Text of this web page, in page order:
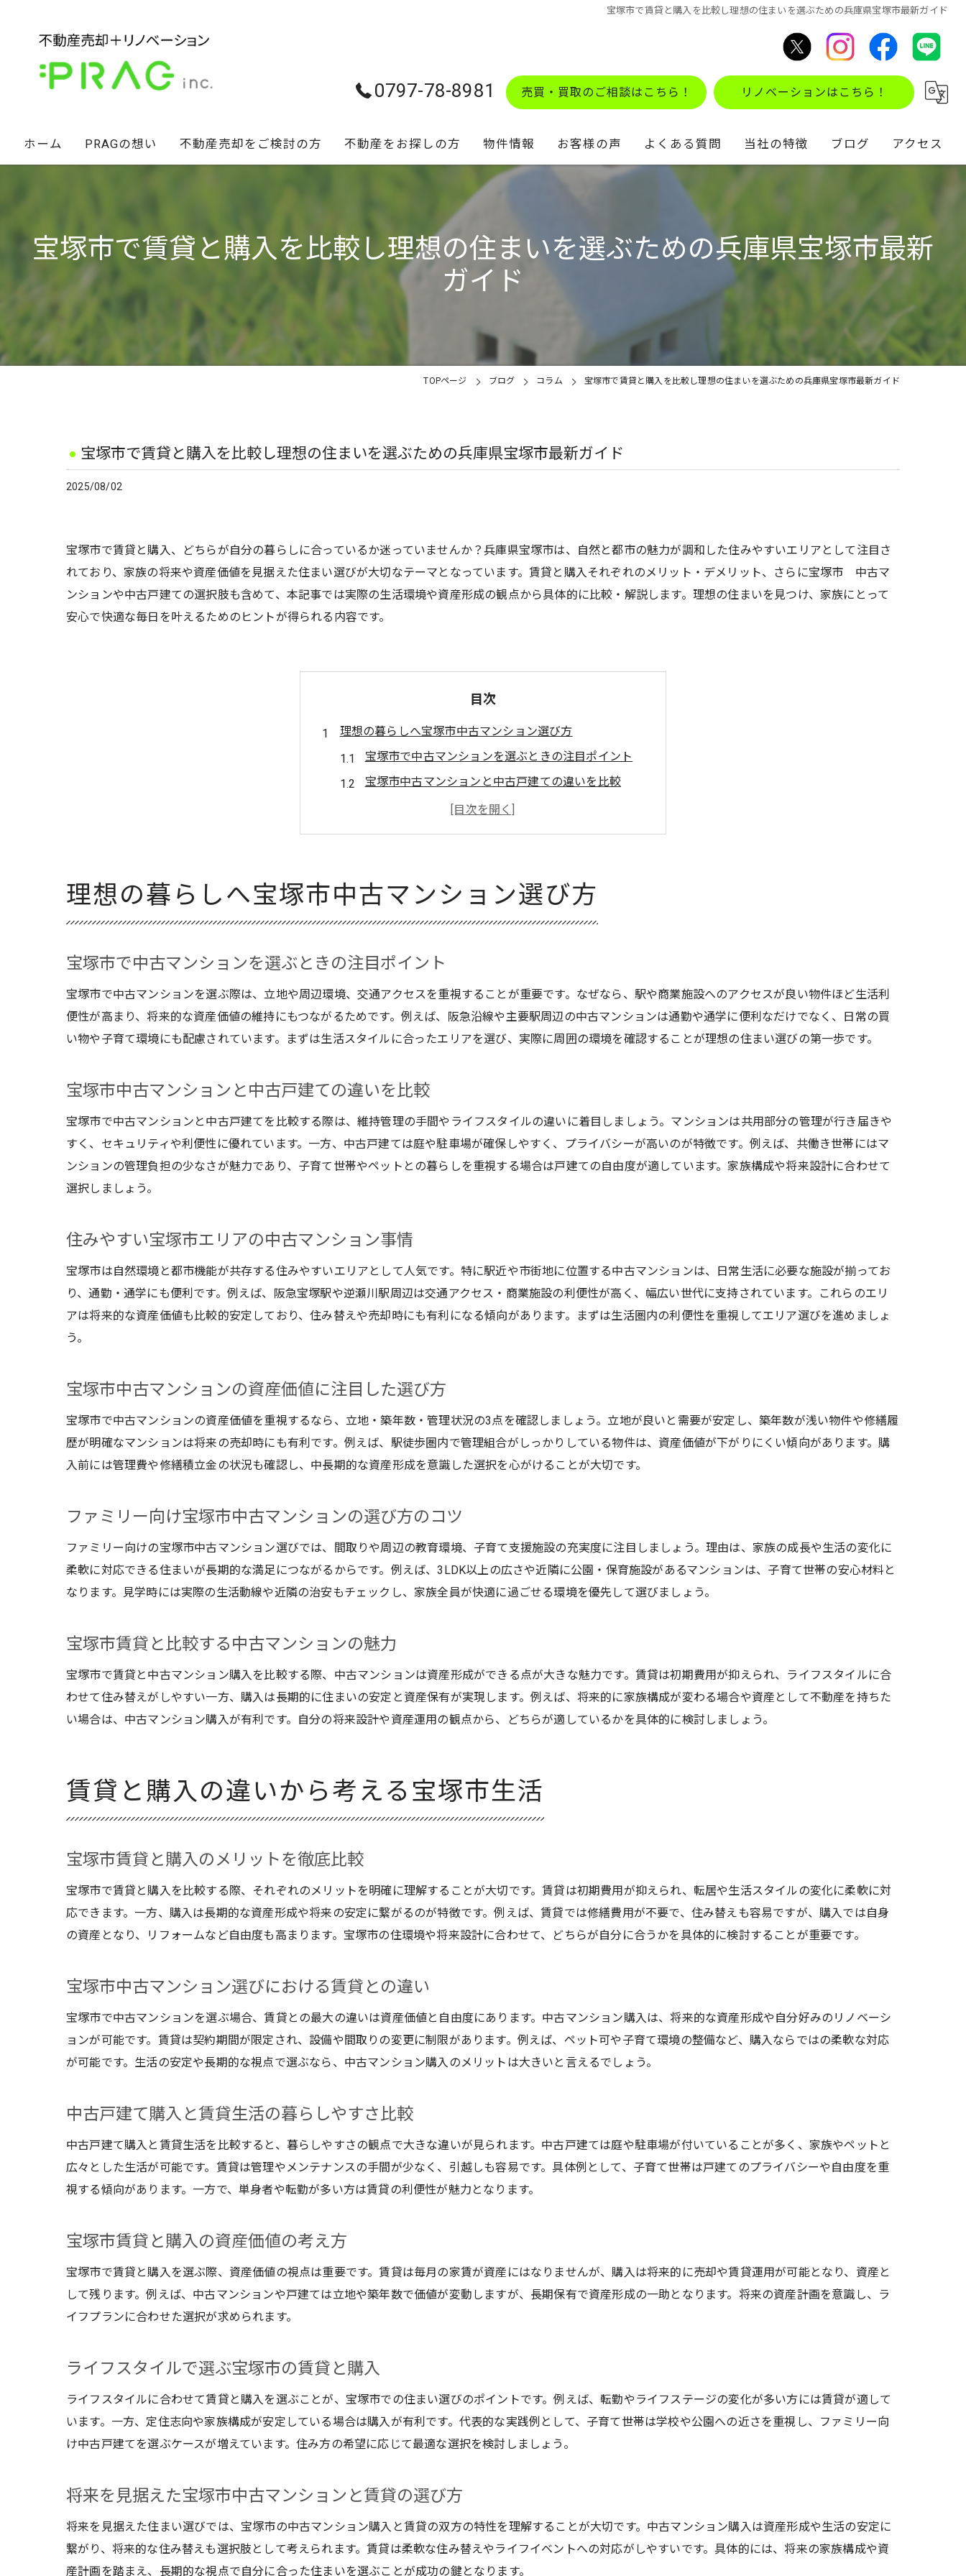
宝塚市で賃貸と購入を比較し理想の住まいを選ぶための兵庫県宝塚市最新ガイド
0797-78-8981 売買・買取のご相談はこちら！ リノベーションはこちら！
ホーム PRAGの想い 不動産売却をご検討の方 不動産をお探しの方 物件情報 お客様の声 よくある質問 当社の特徴 ブログ アクセス
宝塚市で賃貸と購入を比較し理想の住まいを選ぶための兵庫県宝塚市最新
ガイド
TOPページ ブログ コラム 宝塚市で賃貸と購入を比較し理想の住まいを選ぶための兵庫県宝塚市最新ガイド
宝塚市で賃貸と購入を比較し理想の住まいを選ぶための兵庫県宝塚市最新ガイド
2025/08/02
宝塚市で賃貸と購入、どちらが自分の暮らしに合っているか迷っていませんか？兵庫県宝塚市は、自然と都市の魅力が調和した住みやすいエリアとして注目さ
れており、家族の将来や資産価値を見据えた住まい選びが大切なテーマとなっています。賃貸と購入それぞれのメリット・デメリット、さらに宝塚市 中古マ
ンションや中古戸建ての選択肢も含めて、本記事では実際の生活環境や資産形成の観点から具体的に比較・解説します。理想の住まいを見つけ、家族にとって
安心で快適な毎日を叶えるためのヒントが得られる内容です。
目次
理想の暮らしへ宝塚市中古マンション選び方
宝塚市で中古マンションを選ぶときの注目ポイント
宝塚市中古マンションと中古戸建ての違いを比較
住みやすい宝塚市エリアの中古マンション事情
宝塚市中古マンションの資産価値に注目した選び方
宝塚市賃貸と比較する中古マンションの魅力
賃貸と購入の違いから考える宝塚市生活
宝塚市中古マンション選びにおける賃貸との違い
宝塚市賃貸と購入の資産価値の考え方
ライフスタイルで選ぶ宝塚市の賃貸と購入
中古戸建てが宝塚市で注目される理由
中古マンションと比較した宝塚市中古戸建ての魅力
宝塚市賃貸から中古戸建てへ住み替えるメリット
宝塚市でファミリー向け物件を選ぶ際のポイント
宝塚市中古マンションと中古戸建てのファミリー比較
宝塚市中古マンションの安全性と暮らしやすさ
宝塚市で賃貸一戸建てを選ぶメリットとは
宝塚市賃貸一戸建ての特徴と選び方
宝塚市で賃貸一戸建てが人気の理由
宝塚市中古マンションと賃貸一戸建ての比較
資産価値から考える宝塚市賃貸一戸建ての魅力
宝塚市で一人暮らしに向く賃貸物件の選び方
宝塚市賃貸の安さと住みやすさを両立する方法
住みやすさで選ぶ宝塚市中古マンションの魅力
ファミリーにもおすすめな宝塚市中古マンション
資産価値が高い宝塚市中古マンションの選び方
宝塚市賃貸と中古マンションの暮らしやすさ比較
宝塚市中古マンションで資産価値を高める方法
中古戸建てと比較して考える宝塚市の資産価値
宝塚市賃貸と購入どちらが資産形成に有利か
将来性を意識した宝塚市中古マンション選び
中古マンションと中古戸建ての資産価値比較
理想の暮らしへ宝塚市中古マンション選び方
宝塚市で中古マンションを選ぶときの注目ポイント
宝塚市で中古マンションを選ぶ際は、立地や周辺環境、交通アクセスを重視することが重要です。なぜなら、駅や商業施設へのアクセスが良い物件ほど生活利
便性が高まり、将来的な資産価値の維持にもつながるためです。例えば、阪急沿線や主要駅周辺の中古マンションは通勤や通学に便利なだけでなく、日常の買
い物や子育て環境にも配慮されています。まずは生活スタイルに合ったエリアを選び、実際に周囲の環境を確認することが理想の住まい選びの第一歩です。
宝塚市中古マンションと中古戸建ての違いを比較
宝塚市で中古マンションと中古戸建てを比較する際は、維持管理の手間やライフスタイルの違いに着目しましょう。マンションは共用部分の管理が行き届きや
すく、セキュリティや利便性に優れています。一方、中古戸建ては庭や駐車場が確保しやすく、プライバシーが高いのが特徴です。例えば、共働き世帯にはマ
ンションの管理負担の少なさが魅力であり、子育て世帯やペットとの暮らしを重視する場合は戸建ての自由度が適しています。家族構成や将来設計に合わせて
選択しましょう。
住みやすい宝塚市エリアの中古マンション事情
宝塚市は自然環境と都市機能が共存する住みやすいエリアとして人気です。特に駅近や市街地に位置する中古マンションは、日常生活に必要な施設が揃ってお
り、通勤・通学にも便利です。例えば、阪急宝塚駅や逆瀬川駅周辺は交通アクセス・商業施設の利便性が高く、幅広い世代に支持されています。これらのエリ
アは将来的な資産価値も比較的安定しており、住み替えや売却時にも有利になる傾向があります。まずは生活圏内の利便性を重視してエリア選びを進めましょ
う。
宝塚市中古マンションの資産価値に注目した選び方
宝塚市で中古マンションの資産価値を重視するなら、立地・築年数・管理状況の3点を確認しましょう。立地が良いと需要が安定し、築年数が浅い物件や修繕履
歴が明確なマンションは将来の売却時にも有利です。例えば、駅徒歩圏内で管理組合がしっかりしている物件は、資産価値が下がりにくい傾向があります。購
入前には管理費や修繕積立金の状況も確認し、中長期的な資産形成を意識した選択を心がけることが大切です。
ファミリー向け宝塚市中古マンションの選び方のコツ
ファミリー向けの宝塚市中古マンション選びでは、間取りや周辺の教育環境、子育て支援施設の充実度に注目しましょう。理由は、家族の成長や生活の変化に
柔軟に対応できる住まいが長期的な満足につながるからです。例えば、3LDK以上の広さや近隣に公園・保育施設があるマンションは、子育て世帯の安心材料と
なります。見学時には実際の生活動線や近隣の治安もチェックし、家族全員が快適に過ごせる環境を優先して選びましょう。
宝塚市賃貸と比較する中古マンションの魅力
宝塚市で賃貸と中古マンション購入を比較する際、中古マンションは資産形成ができる点が大きな魅力です。賃貸は初期費用が抑えられ、ライフスタイルに合
わせて住み替えがしやすい一方、購入は長期的に住まいの安定と資産保有が実現します。例えば、将来的に家族構成が変わる場合や資産として不動産を持ちた
い場合は、中古マンション購入が有利です。自分の将来設計や資産運用の観点から、どちらが適しているかを具体的に検討しましょう。
賃貸と購入の違いから考える宝塚市生活
宝塚市賃貸と購入のメリットを徹底比較
宝塚市で賃貸と購入を比較する際、それぞれのメリットを明確に理解することが大切です。賃貸は初期費用が抑えられ、転居や生活スタイルの変化に柔軟に対
応できます。一方、購入は長期的な資産形成や将来の安定に繋がるのが特徴です。例えば、賃貸では修繕費用が不要で、住み替えも容易ですが、購入では自身
の資産となり、リフォームなど自由度も高まります。宝塚市の住環境や将来設計に合わせて、どちらが自分に合うかを具体的に検討することが重要です。
宝塚市中古マンション選びにおける賃貸との違い
宝塚市で中古マンションを選ぶ場合、賃貸との最大の違いは資産価値と自由度にあります。中古マンション購入は、将来的な資産形成や自分好みのリノベーシ
ョンが可能です。賃貸は契約期間が限定され、設備や間取りの変更に制限があります。例えば、ペット可や子育て環境の整備など、購入ならではの柔軟な対応
が可能です。生活の安定や長期的な視点で選ぶなら、中古マンション購入のメリットは大きいと言えるでしょう。
中古戸建て購入と賃貸生活の暮らしやすさ比較
中古戸建て購入と賃貸生活を比較すると、暮らしやすさの観点で大きな違いが見られます。中古戸建ては庭や駐車場が付いていることが多く、家族やペットと
広々とした生活が可能です。賃貸は管理やメンテナンスの手間が少なく、引越しも容易です。具体例として、子育て世帯は戸建てのプライバシーや自由度を重
視する傾向があります。一方で、単身者や転勤が多い方は賃貸の利便性が魅力となります。
宝塚市賃貸と購入の資産価値の考え方
宝塚市で賃貸と購入を選ぶ際、資産価値の視点は重要です。賃貸は毎月の家賃が資産にはなりませんが、購入は将来的に売却や賃貸運用が可能となり、資産と
して残ります。例えば、中古マンションや戸建ては立地や築年数で価値が変動しますが、長期保有で資産形成の一助となります。将来の資産計画を意識し、ラ
イフプランに合わせた選択が求められます。
ライフスタイルで選ぶ宝塚市の賃貸と購入
ライフスタイルに合わせて賃貸と購入を選ぶことが、宝塚市での住まい選びのポイントです。例えば、転勤やライフステージの変化が多い方には賃貸が適して
います。一方、定住志向や家族構成が安定している場合は購入が有利です。代表的な実践例として、子育て世帯は学校や公園への近さを重視し、ファミリー向
け中古戸建てを選ぶケースが増えています。住み方の希望に応じて最適な選択を検討しましょう。
将来を見据えた宝塚市中古マンションと賃貸の選び方
将来を見据えた住まい選びでは、宝塚市の中古マンション購入と賃貸の双方の特性を理解することが大切です。中古マンション購入は資産形成や生活の安定に
繋がり、将来的な住み替えも選択肢として考えられます。賃貸は柔軟な住み替えやライフイベントへの対応がしやすいです。具体的には、将来の家族構成や資
産計画を踏まえ、長期的な視点で自分に合った住まいを選ぶことが成功の鍵となります。